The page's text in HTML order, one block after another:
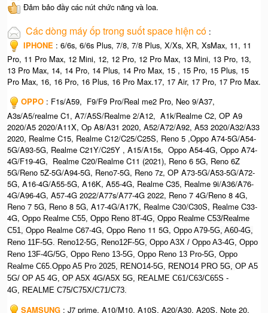
Đảm bảo đầy các nút chức năng và loa.
Các dòng máy ốp trong suốt space hiện có :
IPHONE : 6/6s, 6/6s Plus, 7/8, 7/8 Plus, X/Xs, XR, XsMax, 11, 11
Pro, 11 Pro Max, 12 Mini, 12, 12 Pro, 12 Pro Max, 13 Mini, 13 Pro, 13,
13 Pro Max, 14, 14 Pro, 14 Plus, 14 Pro Max, 15 , 15 Pro, 15 Plus, 15
Pro Max, 16, 16 Pro, 16 Plus, 16 Pro Max.17, 17 Air, 17 Pro, 17 Pro Max.
OPPO : F1s/A59, F9/F9 Pro/Real me2 Pro, Neo 9/A37,
A3s/A5/realme C1, A7/A5S/Realme 2/A12, A1k/Realme C2, OP A9
2020/A5 2020/A11X, Op A8/A31 2020, A52/A72/A92, A53 2020/A32/A33
2020, Realme C15, Realme C12/C25/C25S, Reno 5 ,Oppo A74-5G/A54-
5G/A93-5G, Realme C21Y/C25Y , A15/A15s, Oppo A54-4G, Oppo A74-
4G/F19-4G, Realme C20/Realme C11 (2021), Reno 6 5G, Reno 6Z
5G/Reno 5Z-5G/A94-5G, Reno7-5G, Reno 7z, OP A73-5G/A53-5G/A72-
5G, A16-4G/A55-5G, A16K, A55-4G, Realme C35, Realme 9i/A36/A76-
4G/A96-4G, A57-4G 2022/A77s/A77-4G 2022, Reno 7 4G/Reno 8 4G,
Reno 7 5G, Reno 8 5G, A17-4G/A17K, Realme C30/C30S, Realme C33-
4G, Oppo Realme C55, Oppo Reno 8T-4G, Oppo Realme C53/Realme
C51, Oppo Realme C67-4G, Oppo Reno 11 5G, Oppo A79-5G, A60-4G,
Reno 11F-5G. Reno12-5G, Reno12F-5G, Oppo A3X / Oppo A3-4G, Oppo
Reno 13F-4G/5G, Oppo Reno 13-5G, Oppo Reno 13 Pro-5G, Oppo
Realme C65.Oppo A5 Pro 2025, RENO14-5G, RENO14 PRO 5G, OP A5
5G/ OP A5 4G, OP A5X 4G/A5X 5G, REALME C61/C63/C65S -
4G, REALME C75/C75X/C71/C73.
SAMSUNG : J7 prime, A10/M10, A10S, A20/A30, A20S, Note 20,